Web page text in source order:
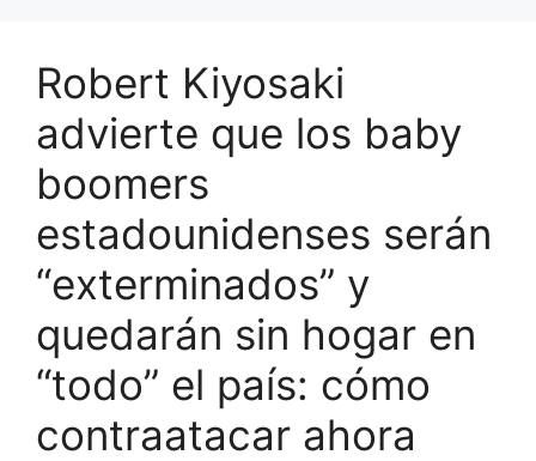
Robert Kiyosaki
advierte que los baby
boomers
estadounidenses serán
“exterminados” y
quedarán sin hogar en
“todo” el país: cómo
contraatacar ahora